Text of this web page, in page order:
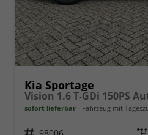
Kia Sportage
sofort lieferbar Fahrzeug mit